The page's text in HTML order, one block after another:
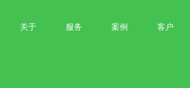
关于 服务 案例 客户